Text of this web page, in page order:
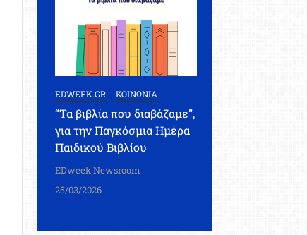
EDWEEK.GR ΚΟΙΝΩΝΙΑ
“Τα βιβλία που διαβάζαμε”,
για την Παγκόσμια Ημέρα
Παιδικού Βιβλίου
EDweek Newsroom
25/03/2026